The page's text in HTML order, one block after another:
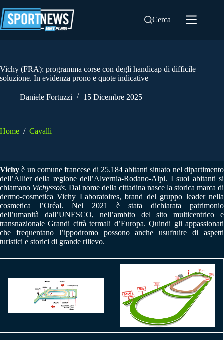
al
contenuto
Cerca
Vichy (FRA): programma corse con degli handicap di difficile
soluzione. In evidenza prono e quote indicative
Daniele Fortuzzi 15 Dicembre 2025
Home / Cavalli
Vichyè un comune francese di 25.184 abitanti situato nel dipartimento
dell’Allier della regione dell’Alvernia-Rodano-Alpi. I suoi abitanti si
chiamano Vichyssois. Dal nome della cittadina nasce la storica marca di
dermo-cosmetica Vichy Laboratoires, brand del gruppo leader nella
cosmetica l’Oréal. Nel 2021 è stata dichiarata patrimonio
dell’umanità dall’UNESCO, nell’ambito del sito multicentrico e
transnazionale Grandi città termali d’Europa. Quindi gli appassionati
che frequentano l’ippodromo possono anche usufruire di aspetti
turistici e storici di grande rilievo.